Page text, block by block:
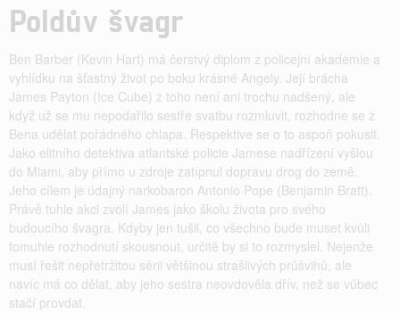
Poldův švagr
Ben Barber (Kevin Hart) má čerstvý diplom z policejní akademie a
vyhlídku na šťastný život po boku krásné Angely. Její brácha
James Payton (Ice Cube) z toho není ani trochu nadšený, ale
když už se mu nepodařilo sestře svatbu rozmluvit, rozhodne se z
Bena udělat pořádného chlapa. Respektive se o to aspoň pokusit.
Jako elitního detektiva atlantské policie Jamese nadřízení vyšlou
do Miami, aby přímo u zdroje zatípnul dopravu drog do země.
Jeho cílem je údajný narkobaron Antonio Pope (Benjamin Bratt).
Právě tuhle akci zvolí James jako školu života pro svého
budoucího švagra. Kdyby jen tušil, co všechno bude muset kvůli
tomuhle rozhodnutí skousnout, určitě by si to rozmyslel. Nejenže
musí řešit nepřetržitou sérii většinou strašlivých průšvihů, ale
navíc má co dělat, aby jeho sestra neovdověla dřív, než se vůbec
stačí provdat.